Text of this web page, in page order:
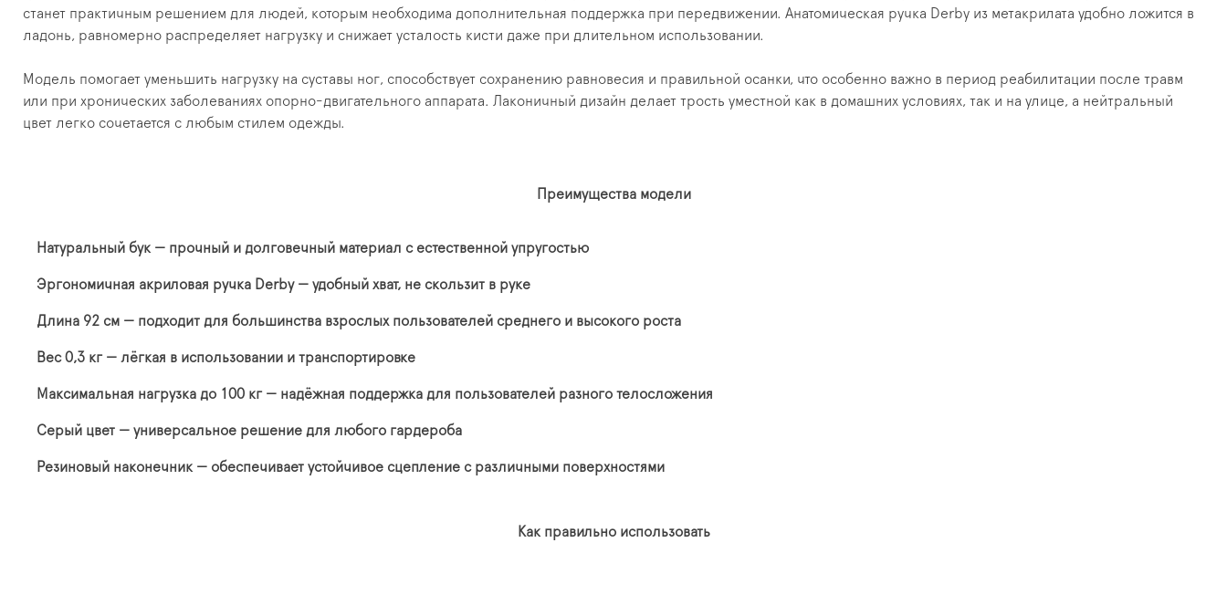
станет практичным решением для людей, которым необходима дополнительная поддержка при передвижении. Анатомическая ручка Derby из метакрилата удобно ложится в
ладонь, равномерно распределяет нагрузку и снижает усталость кисти даже при длительном использовании.
Модель помогает уменьшить нагрузку на суставы ног, способствует сохранению равновесия и правильной осанки, что особенно важно в период реабилитации после травм
или при хронических заболеваниях опорно-двигательного аппарата. Лаконичный дизайн делает трость уместной как в домашних условиях, так и на улице, а нейтральный
цвет легко сочетается с любым стилем одежды.
Преимущества модели
Натуральный бук — прочный и долговечный материал с естественной упругостью
Эргономичная акриловая ручка Derby — удобный хват, не скользит в руке
Длина 92 см — подходит для большинства взрослых пользователей среднего и высокого роста
Вес 0,3 кг — лёгкая в использовании и транспортировке
Максимальная нагрузка до 100 кг — надёжная поддержка для пользователей разного телосложения
Серый цвет — универсальное решение для любого гардероба
Резиновый наконечник — обеспечивает устойчивое сцепление с различными поверхностями
Как правильно использовать